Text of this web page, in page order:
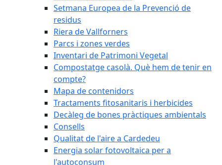
Setmana Europea de la Prevenció de
residus
Riera de Vallforners
Parcs i zones verdes
Inventari de Patrimoni Vegetal
Compostatge casolà. Què hem de tenir en
compte?
Mapa de contenidors
Tractaments fitosanitaris i herbicides
Decàleg de bones pràctiques ambientals
Consells
Qualitat de l'aire a Cardedeu
Energia solar fotovoltaica per a
l'autoconsum